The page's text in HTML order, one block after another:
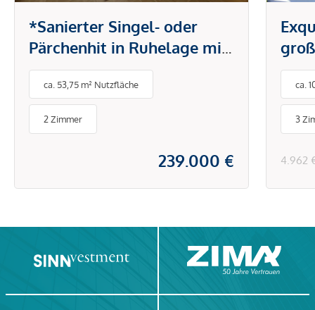
*Sanierter Singel- oder
Pärchenhit in Ruhelage mit
Küche & Loggia bei U6
Dresdner Straße* Ab sofort
verfügbar*
ca. 53,75 m² Nutzfläche
2 Zimmer
239.000 €
ca.
3
4.962